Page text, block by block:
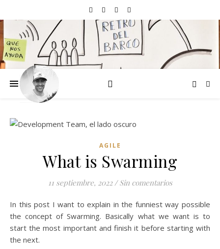
AGILE
What is Swarming
11 septiembre, 2022 / Sin comentarios
In this post I want to explain in the funniest way possible
the concept of Swarming. Basically what we want is to
start the most important and finish it before starting with
the next.